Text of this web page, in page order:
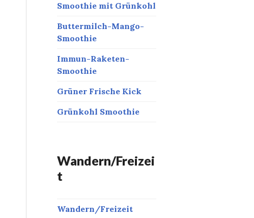
Smoothie mit Grünkohl
Buttermilch-Mango-
Smoothie
Immun-Raketen-
Smoothie
Grüner Frische Kick
Grünkohl Smoothie
Wandern/Freizei
t
Wandern/Freizeit